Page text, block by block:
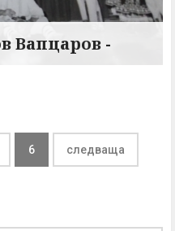
Вапцаров -
6 следваща